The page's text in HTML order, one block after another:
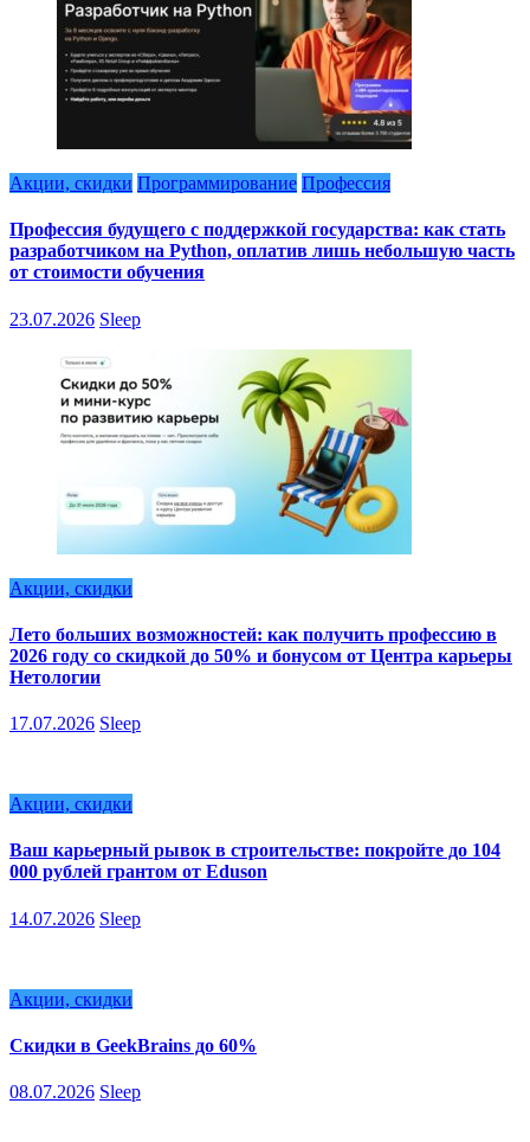
Акции, скидки Программирование Профессия
Профессия будущего с поддержкой государства: как стать
разработчиком на Python, оплатив лишь небольшую часть
от стоимости обучения
23.07.2026 Sleep
Акции, скидки
Лето больших возможностей: как получить профессию в
2026 году со скидкой до 50% и бонусом от Центра карьеры
Нетологии
17.07.2026 Sleep
Акции, скидки
Ваш карьерный рывок в строительстве: покройте до 104
000 рублей грантом от Eduson
14.07.2026 Sleep
Акции, скидки
Скидки в GeekBrains до 60%
08.07.2026 Sleep